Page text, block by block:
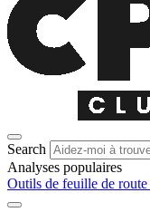
Search
Analyses populaires
Outils de feuille de route